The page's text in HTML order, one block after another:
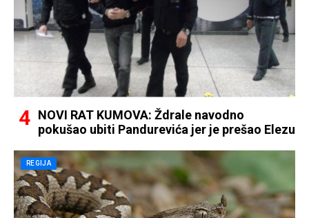
NOVI RAT KUMOVA: Ždrale navodno
pokušao ubiti Pandurevića jer je prešao Elezu
REGIJA